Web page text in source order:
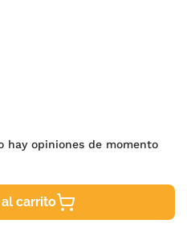
hay opiniones de momento
carrito